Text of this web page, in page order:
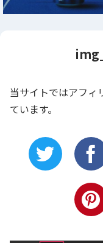
当サイトではアフィ
ています。